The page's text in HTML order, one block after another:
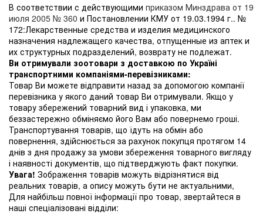
В соответствии с действующими приказом Минздрава от 19
июля 2005 № 360 и Постановлении КМУ от 19.03.1994 г.. №
172:Лекарственные средства и изделия медицинского
назначения надлежащего качества, отпущенные из аптек и
их структурных подразделений, возврату не подлежат.
Ви отримували зоотовари з доставкою по Україні
транспортними компаніями-перевізниками:
Товар Ви можете відправити назад за допомогою компанії
перевізника у якого даний товар Ви отримували. Якщо у
товару збережений товарний вид і упаковка, ми
беззастережно обміняємо його Вам або повернемо гроші.
Транспортування товарів, що їдуть на обмін або
повернення, здійснюється за рахунок покупця протягом 14
днів з дня продажу за умови збереження товарного вигляду
і наявності документів, що підтверджують факт покупки.
Увага! Зображення товарів можуть відрізнятися від
реальних товарів, а опису можуть бути не актуальними,
Для найбільш повної інформації про товар, звертайтеся в
наші спеціалізовані відділи: